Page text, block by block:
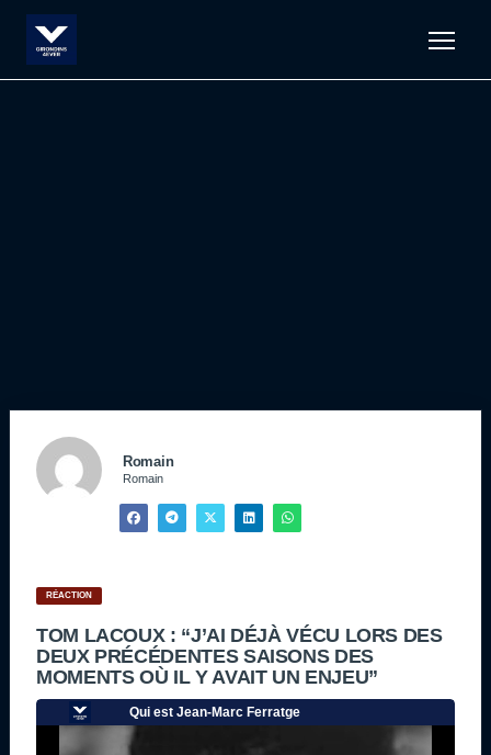
Romain
Romain
RÉACTION
TOM LACOUX : “J’AI DÉJÀ VÉCU LORS DES
DEUX PRÉCÉDENTES SAISONS DES
MOMENTS OÙ IL Y AVAIT UN ENJEU”